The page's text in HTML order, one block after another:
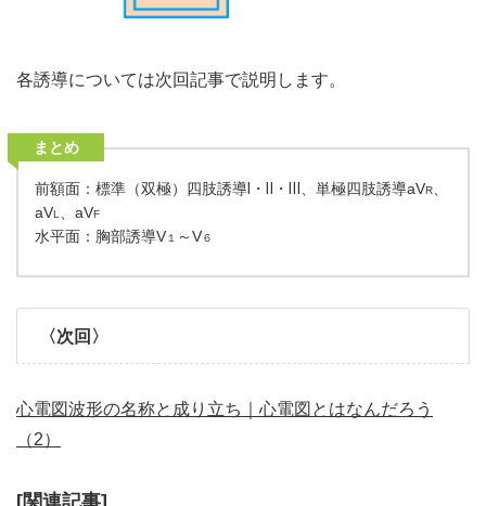
各誘導については次回記事で説明します。
まとめ
前額面：標準（双極）四肢誘導Ⅰ・Ⅱ・Ⅲ、単極四肢誘導aVR
aVL 、aVF
水平面：胸部誘導V１ ～V６
〈次回〉
心電図波形の名称と成り立ち｜心電図とはなんだろう
（2）
[関連記事]